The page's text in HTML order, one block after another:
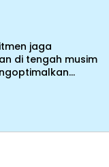
jaga
di tengah musim
(Irpom)